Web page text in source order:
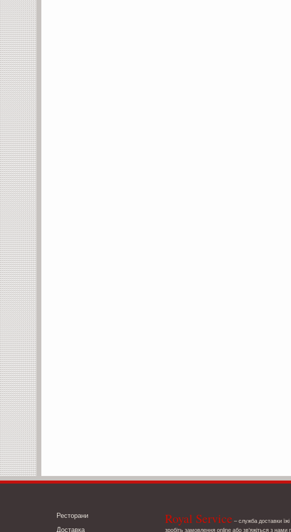
Ресторани
Доставка
Royal Service – служба доставки
зробіть замовлення online або зв'яжіться з